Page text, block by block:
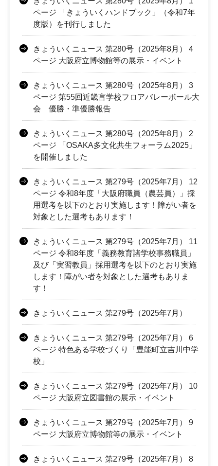
ページ 「きょういくハンドブック」（令和7年
度版）を刊行しました
きょういくニュース 第280号（2025年8月） 4
ページ 大阪府立博物館等の展示・イベント
きょういくニュース 第280号（2025年8月） 3
ページ 第55回近畿盲学校フロアバレーボール大
会 優勝・準優勝報告
きょういくニュース 第280号（2025年8月） 2
ページ 「OSAKA多文化共生フォーラム2025」
を開催しました
きょういくニュース 第279号（2025年7月） 12
ページ 令和8年度「大阪府職員（農芸員）」採
用選考を以下のとおり実施します！障がい者を
対象とした選考もあります！
きょういくニュース 第279号（2025年7月） 11
ページ 令和8年度「義務教育諸学校事務職員」
及び「実習教員」採用選考を以下のとおり実施
します！障がい者を対象とした選考もありま
す！
きょういくニュース 第279号（2025年7月）
きょういくニュース 第279号（2025年7月） 6
ページ 特色ある学校づくり「豊能町立吉川中学
校」
きょういくニュース 第279号（2025年7月） 10
ページ 大阪府立図書館の展示・イベント
きょういくニュース 第279号（2025年7月） 9
ページ 大阪府立博物館等の展示・イベント
きょういくニュース 第279号（2025年7月） 8